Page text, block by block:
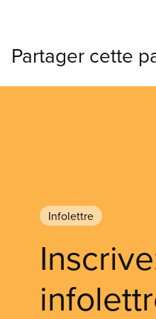
Partager cette
Infolettre